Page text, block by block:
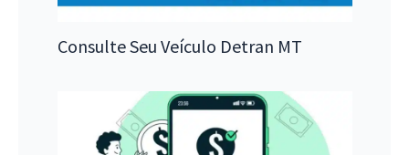
Consulte Seu Veículo Detran MT